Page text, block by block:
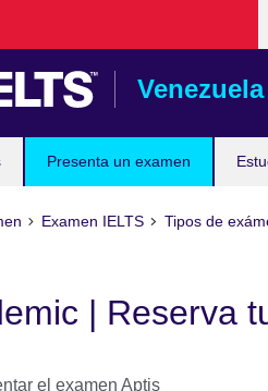
Venezuela
Presenta un examen
Examen IELTS Tipos de
| Reserva